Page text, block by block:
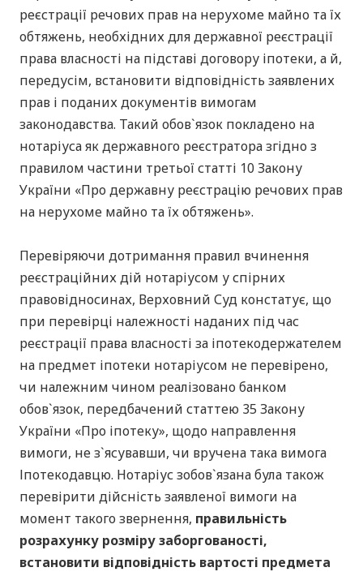
реєстрації речових прав на нерухоме майно та їх
обтяжень, необхідних для державної реєстрації
права власності на підставі договору іпотеки, а й,
передусім, встановити відповідність заявлених
прав і поданих документів вимогам
законодавства. Такий обов`язок покладено на
нотаріуса як державного реєстратора згідно з
правилом частини третьої статті 10 Закону
України «Про державну реєстрацію речових прав
на нерухоме майно та їх обтяжень».
Перевіряючи дотримання правил вчинення
реєстраційних дій нотаріусом у спірних
правовідносинах, Верховний Суд констатує, що
при перевірці належності наданих під час
реєстрації права власності за іпотекодержателем
на предмет іпотеки нотаріусом не перевірено,
чи належним чином реалізовано банком
обов`язок, передбачений статтею 35 Закону
України «Про іпотеку», щодо направлення
вимоги, не з`ясувавши, чи вручена така вимога
Іпотекодавцю. Нотаріус зобов`язана була також
перевірити дійсність заявленої вимоги на
момент такого звернення, правильність
розрахунку розміру заборгованості,
встановити відповідність вартості предмета